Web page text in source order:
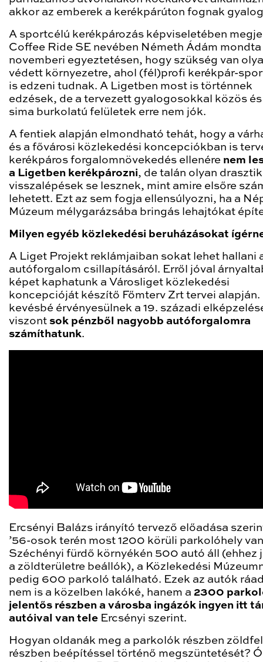
akkor az emberek a kerékpárúton fognak
A sportcélú kerékpározás képviseletében
Coffee Ride SE nevében Németh Ádám mondta
novemberi egyeztetésen, hogy szükség van
védett környezetre, ahol (fél)profi kerékpár-
is edzeni tudnak. A Ligetben most is történnek
edzések, de a tervezett gyalogosokkal közös és
sima burkolatú felületek erre nem jók.
A fentiek alapján elmondható tehát, hogy a
és a fővárosi közlekedési koncepciókban is
kerékpáros forgalomnövekedés ellenére nem
a Ligetben kerékpározni, de talán olyan
visszalépések se lesznek, mint amire elsőre
lehetett. Ezt az sem fogja ellensúlyozni, ha a
Múzeum mélygarázsába bringás lehajtókat
Milyen egyéb közlekedési beruházásokat
A Liget Projekt reklámjaiban sokat lehet hallani
autóforgalom csillapításáról. Erről jóval
képet kaphatunk a Városliget közlekedési
koncepcióját készítő Főmterv Zrt tervei alapján.
kevésbé érvényesülnek a 19. századi
viszont sok pénzből nagyobb autóforgalomra
számíthatunk.
Ercsényi Balázs irányító tervező előadása
’56-osok terén most 1200 körüli parkolóhely
Széchényi fürdő környékén 500 autó áll (ehhez
a zöldterületre beállók), a Közlekedési
pedig 600 parkoló található. Ezek az autók
nem is a közelben lakóké, hanem a 2300
jelentős részben a városba ingázók ingyen itt
autóival van tele Ercsényi szerint.
Hogyan oldanák meg a parkolók részben
részben beépítéssel történő megszüntetését?